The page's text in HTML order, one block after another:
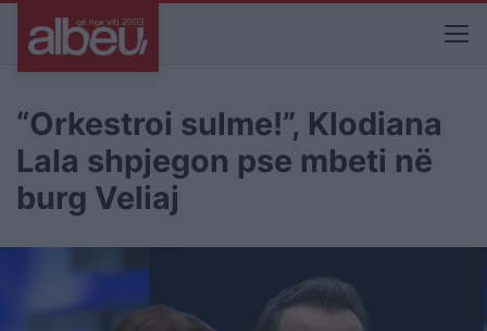
“Orkestroi sulme!”, Klodiana
Lala shpjegon pse mbeti në
burg Veliaj